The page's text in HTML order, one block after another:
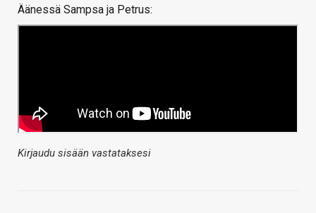
Äänessä Sampsa ja Petrus:
Kirjaudu sisään vastataksesi